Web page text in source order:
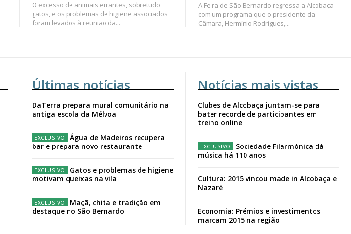
O excesso de animais errantes, sobretudo
gatos, e os problemas de higiene associados
foram levados à reunião da...
A Feira de São Bernardo regressa a Alcobaça
com um programa que o presidente da
Câmara, Hermínio Rodrigues,...
Últimas notícias
DaTerra prepara mural comunitário na
antiga escola da Mélvoa
Água de Madeiros recupera
bar e prepara novo restaurante
Gatos e problemas de higiene
motivam queixas na vila
Maçã, chita e tradição em
destaque no São Bernardo
Notícias mais vistas
Clubes de Alcobaça juntam-se para
bater recorde de participantes em
treino online
Sociedade Filarmónica dá
música há 110 anos
Cultura: 2015 vincou made in Alcobaça e
Nazaré
Economia: Prémios e investimentos
marcam 2015 na região